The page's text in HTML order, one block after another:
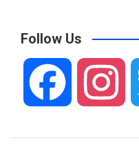
Follow Us